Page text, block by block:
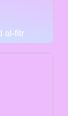
al-fitr